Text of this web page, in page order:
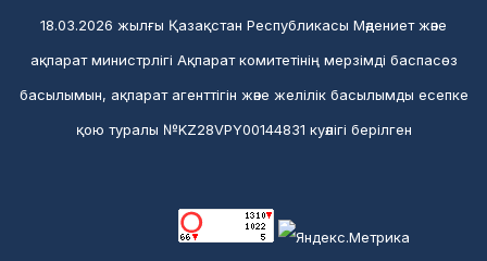
18.03.2026 жылғы Қазақстан Республикасы Мәдениет және
ақпарат министрлігі Ақпарат комитетінің мерзімді баспасөз
басылымын, ақпарат агенттігін және желілік басылымды есепке
қою туралы №KZ28VPY00144831 куәлігі берілген